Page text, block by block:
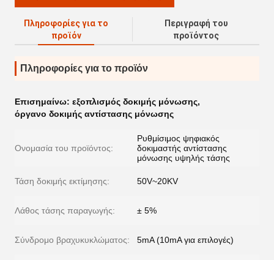
Πληροφορίες για το
προϊόν
Περιγραφή του
προϊόντος
Πληροφορίες για το προϊόν
Επισημαίνω: εξοπλισμός δοκιμής μόνωσης,
όργανο δοκιμής αντίστασης μόνωσης
Ονομασία του προϊόντος:
Ρυθμίσιμος ψηφιακός
δοκιμαστής αντίστασης
μόνωσης υψηλής τάσης
Τάση δοκιμής εκτίμησης: 50V~20KV
Λάθος τάσης παραγωγής: ± 5%
Σύνδρομο βραχυκυκλώματος: 5mA (10mA για επιλογές)